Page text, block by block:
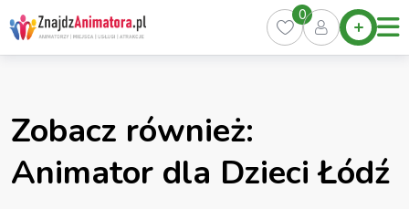
Skip
to
content
Home
Oferty
Kurs
0
Zobacz również:
Animator dla Dzieci Łódź